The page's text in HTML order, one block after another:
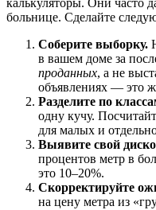
больнице. Сделайте
Соберите выборку.
в вашем доме за
проданных, а не
объявлениях — это
Разделите по
одну кучу.
для малых и
Выявите свой
процентов метр в
это 10–20%.
Скорректируйте
на цену метра из